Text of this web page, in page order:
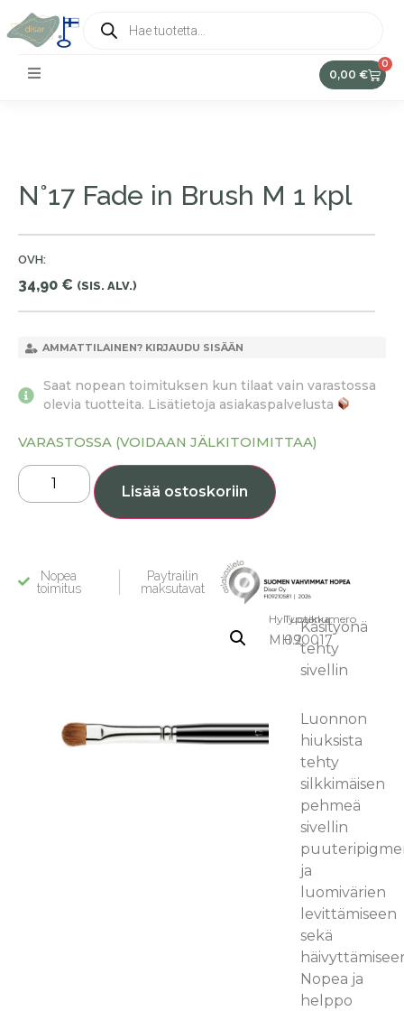
0,00 €
0
Hyllypaikka:
MH.2
Tuotenumero
090017
Käsityönä
tehty
sivellin
Luonnon
hiuksista
tehty
silkkimäisen
pehmeä
sivellin
ja
luomivärien
levittämiseen
sekä
Nopea ja
helppo
N°17 Fade in Brush M 1 kpl
OVH:
34,90 € (SIS. ALV.)
AMMATTILAINEN? KIRJAUDU SISÄÄN
Saat nopean toimituksen kun tilaat vain varastossa
olevia tuotteita. Lisätietoja asiakaspalvelusta
VARASTOSSA (VOIDAAN JÄLKITOIMITTAA)
Lisää ostoskoriin
Nopea
toimitus
Paytrailin
maksutavat